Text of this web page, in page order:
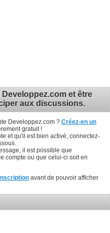
et être
aux discussions.
Developpez.com ? Créez-en un
gratuit !
et qu'il est bien activé, connectez-
il est possible que
compte ou que celui-ci soit en
avant de pouvoir afficher